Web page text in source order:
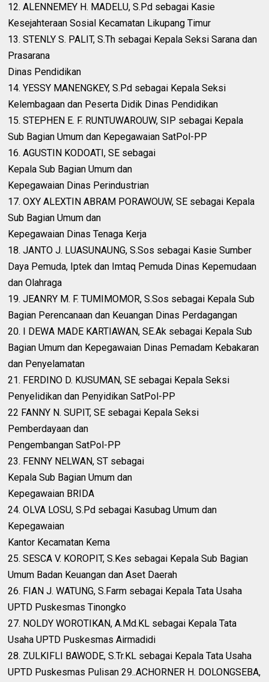
12. ALENNEMEY H. MADELU, S.Pd sebagai Kasie
Kesejahteraan Sosial Kecamatan Likupang Timur
13. STENLY S. PALIT, S.Th sebagai Kepala Seksi Sarana dan
Prasarana
Dinas Pendidikan
14. YESSY MANENGKEY, S.Pd sebagai Kepala Seksi
Kelembagaan dan Peserta Didik Dinas Pendidikan
15. STEPHEN E. F. RUNTUWAROUW, SIP sebagai Kepala
Sub Bagian Umum dan Kepegawaian SatPol-PP
16. AGUSTIN KODOATI, SE sebagai
Kepala Sub Bagian Umum dan
Kepegawaian Dinas Perindustrian
17. OXY ALEXTIN ABRAM PORAWOUW, SE sebagai Kepala
Sub Bagian Umum dan
Kepegawaian Dinas Tenaga Kerja
18. JANTO J. LUASUNAUNG, S.Sos sebagai Kasie Sumber
Daya Pemuda, Iptek dan Imtaq Pemuda Dinas Kepemudaan
dan Olahraga
19. JEANRY M. F. TUMIMOMOR, S.Sos sebagai Kepala Sub
Bagian Perencanaan dan Keuangan Dinas Perdagangan
20. I DEWA MADE KARTIAWAN, SE.Ak sebagai Kepala Sub
Bagian Umum dan Kepegawaian Dinas Pemadam Kebakaran
dan Penyelamatan
21. FERDINO D. KUSUMAN, SE sebagai Kepala Seksi
Penyelidikan dan Penyidikan SatPol-PP
22 FANNY N. SUPIT, SE sebagai Kepala Seksi
Pemberdayaan dan
Pengembangan SatPol-PP
23. FENNY NELWAN, ST sebagai
Kepala Sub Bagian Umum dan
Kepegawaian BRIDA
24. OLVA LOSU, S.Pd sebagai Kasubag Umum dan
Kepegawaian
Kantor Kecamatan Kema
25. SESCA V. KOROPIT, S.Kes sebagai Kepala Sub Bagian
Umum Badan Keuangan dan Aset Daerah
26. FIAN J. WATUNG, S.Farm sebagai Kepala Tata Usaha
UPTD Puskesmas Tinongko
27. NOLDY WOROTIKAN, A.Md.KL sebagai Kepala Tata
Usaha UPTD Puskesmas Airmadidi
28. ZULKIFLI BAWODE, S.Tr.KL sebagai Kepala Tata Usaha
UPTD Puskesmas Pulisan 29..ACHORNER H. DOLONGSEBA,